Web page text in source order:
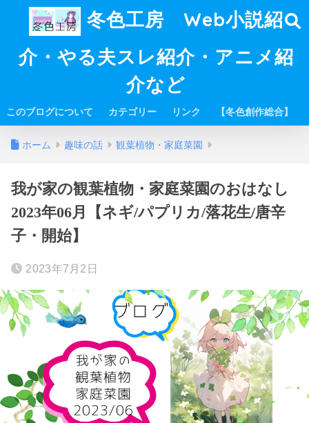
冬色工房 Web小説紹
介・やる夫スレ紹介・アニメ紹
介など
このブログについて カテゴリー リンク 【冬色創作総合】
ホーム 趣味の話 観葉植物・家庭菜園
我が家の観葉植物・家庭菜園のおはなし
2023年06月【ネギ/パプリカ/落花生/唐辛
子・開始】
2023年7月2日